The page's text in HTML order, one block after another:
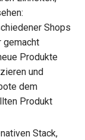
Shops
gemacht
Produkte
und
dem
Produkt
Stack,